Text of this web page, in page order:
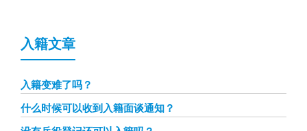
入籍文章
入籍变难了吗？
什么时候可以收到入籍面谈通知？